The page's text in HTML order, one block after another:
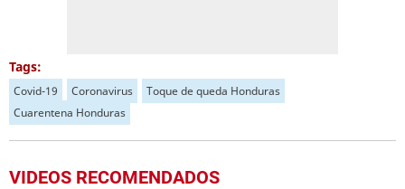
Tags:
Covid-19 Coronavirus
Toque de queda Honduras
Cuarentena Honduras
VIDEOS RECOMENDADOS